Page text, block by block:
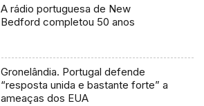
A rádio portuguesa de New
Bedford completou 50 anos
Gronelândia. Portugal defende
“resposta unida e bastante forte” a
ameaças dos EUA